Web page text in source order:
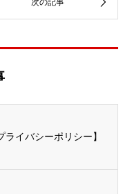
イバシーポリシー】